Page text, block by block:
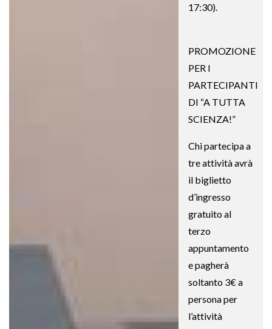
17:30).
PROMOZIONE
PER I
PARTECIPANTI
DI “A TUTTA
SCIENZA!”
Chi partecipa a
tre attività avrà
il biglietto
d’ingresso
gratuito al
terzo
appuntamento
e pagherà
soltanto 3€ a
persona per
l’attività